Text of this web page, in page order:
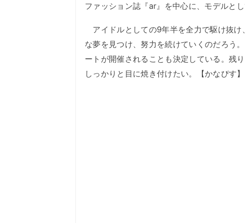
ファッション誌『ar』を中心に、モデルとし
アイドルとしての9年半を全力で駆け抜け
な夢を見つけ、努力を続けていくのだろう
ートが開催されることも決定している。残
しっかりと目に焼き付けたい。【かなぴす】